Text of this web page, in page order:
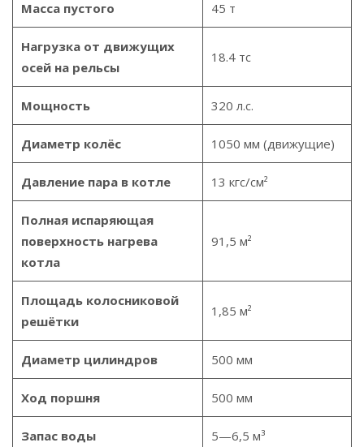
Масса пустого 45 т
Нагрузка от движущих
осей на рельсы
18.4 тс
Мощность 320 л.с.
Диаметр колёс 1050 мм (движущие)
Давление пара в котле 13 кгс/см²
Полная испаряющая
поверхность нагрева
котла
91,5 м²
Площадь колосниковой
решётки
1,85 м²
Диаметр цилиндров 500 мм
Ход поршня 500 мм
Запас воды 5—6,5 м³